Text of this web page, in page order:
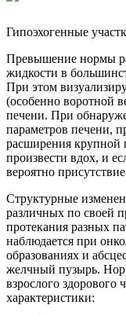
Гипоэхогенные
Превышение нормы
жидкости в
При этом
(особенно воротной
печени. При
параметров печени,
расширения крупной
произвести вдох, и
вероятно
Структурные
различных по своей
протекания разных
наблюдается при
образованиях и
желчный пузырь.
взрослого здорового
характеристики: